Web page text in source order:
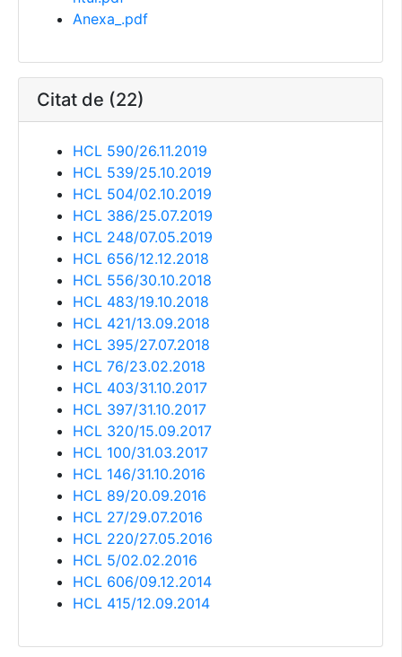
Anexa_.pdf
Citat de (22)
HCL 590/26.11.2019
HCL 539/25.10.2019
HCL 504/02.10.2019
HCL 386/25.07.2019
HCL 248/07.05.2019
HCL 656/12.12.2018
HCL 556/30.10.2018
HCL 483/19.10.2018
HCL 421/13.09.2018
HCL 395/27.07.2018
HCL 76/23.02.2018
HCL 403/31.10.2017
HCL 397/31.10.2017
HCL 320/15.09.2017
HCL 100/31.03.2017
HCL 146/31.10.2016
HCL 89/20.09.2016
HCL 27/29.07.2016
HCL 220/27.05.2016
HCL 5/02.02.2016
HCL 606/09.12.2014
HCL 415/12.09.2014